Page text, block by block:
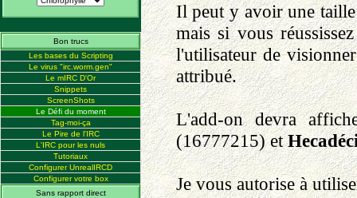
Bon trucs
Les bases du Scripting
Le virus "irc.worm.gen"
Le mIRC D'Or
Snippets
ScreenShots
Le Défi du moment
Tag-moi-ça
Le Pire de l'IRC
L'IRC pour les nuls
Tutoriaux
Configurer UnrealIRCD
Configurer votre box
Sans rapport direct
Il peut y avoir une
mais si vous
l'utilisateur de
attribué.
L'add-on devra
(16777215) et
Je vous autorise à